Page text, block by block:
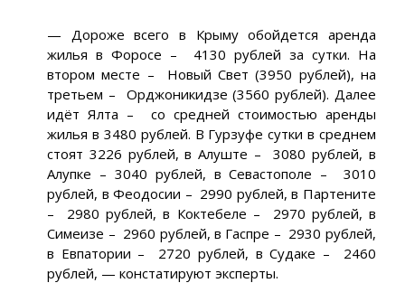
— Дороже всего в Крыму обойдется аренда
жилья в Форосе – 4130 рублей за сутки. На
втором месте – Новый Свет (3950 рублей), на
третьем – Орджоникидзе (3560 рублей). Далее
идёт Ялта – со средней стоимостью аренды
жилья в 3480 рублей. В Гурзуфе сутки в среднем
стоят 3226 рублей, в Алуште – 3080 рублей, в
Алупке – 3040 рублей, в Севастополе – 3010
рублей, в Феодосии – 2990 рублей, в Партените
– 2980 рублей, в Коктебеле – 2970 рублей, в
Симеизе – 2960 рублей, в Гаспре – 2930 рублей,
в Евпатории – 2720 рублей, в Судаке – 2460
рублей, — констатируют эксперты.